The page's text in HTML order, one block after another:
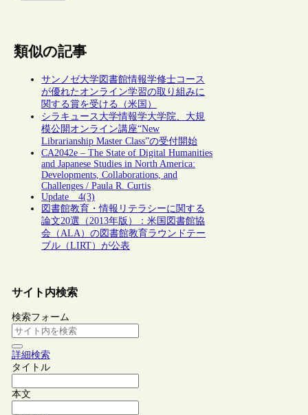
類似の記事
サンノゼ大学図書館情報学修士コース
が優れたオンライン学習の取り組みに
関する賞を受ける（米国）
シラキュース大学情報学大学院、大規
模公開オンライン講座“New
Librarianship Master Class”の受付開始
CA2042e – The State of Digital Humanities
and Japanese Studies in North America:
Developments, Collaborations, and
Challenges / Paula R. Curtis
Update 4(3)
図書館教育・情報リテラシーに関する
論文20選（2013年版）：米国図書館協
会（ALA）の図書館教育ラウンドテー
ブル（LIRT）が公表
サイト内検索
検索フォーム
詳細検索
タイトル
本文